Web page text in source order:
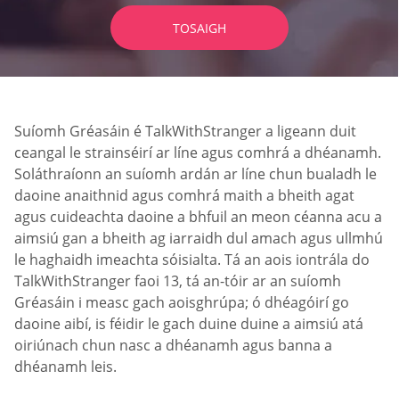
TOSAIGH
Suíomh Gréasáin é TalkWithStranger a ligeann duit
ceangal le strainséirí ar líne agus comhrá a dhéanamh.
Soláthraíonn an suíomh ardán ar líne chun bualadh le
daoine anaithnid agus comhrá maith a bheith agat
agus cuideachta daoine a bhfuil an meon céanna acu a
aimsiú gan a bheith ag iarraidh dul amach agus ullmhú
le haghaidh imeachta sóisialta. Tá an aois iontrála do
TalkWithStranger faoi 13, tá an-tóir ar an suíomh
Gréasáin i measc gach aoisghrúpa; ó dhéagóirí go
daoine aibí, is féidir le gach duine duine a aimsiú atá
oiriúnach chun nasc a dhéanamh agus banna a
dhéanamh leis.